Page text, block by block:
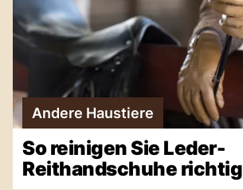
Andere Haustiere
So reinigen Sie Leder-
Reithandschuhe richtig